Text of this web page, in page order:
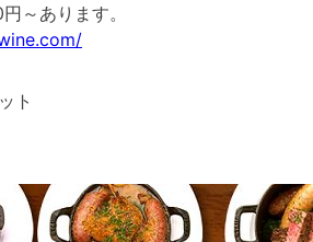
～あります。
ト